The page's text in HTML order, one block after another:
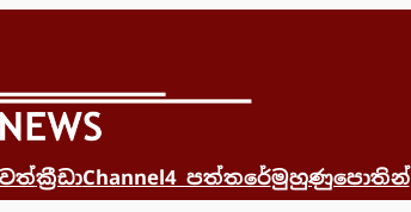
ක්‍රීඩාChannel4 පත්තරේමුහුණුපොතින්